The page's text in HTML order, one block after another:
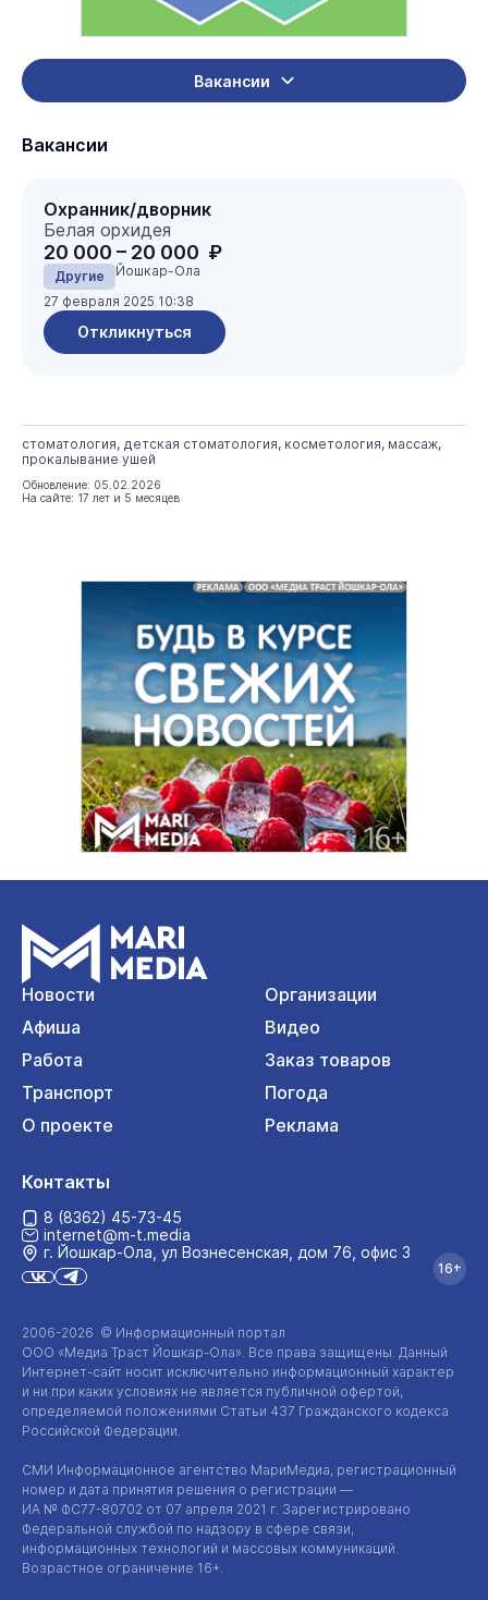
Вакансии
Вакансии
Охранник/дворник
Белая орхидея
20 000 – 20 000 ₽
Другие
Йошкар-Ола
27 февраля 2025 10:38
Откликнуться
стоматология, детская стоматология, косметология, массаж,
прокалывание ушей
Обновление: 05.02.2026
На сайте: 17 лет и 5 месяцев
Новости
Организации
Афиша
Видео
Работа
Заказ товаров
Транспорт
Погода
О проекте
Реклама
2006-2026 © Информационный портал
ООО «Медиа Траст Йошкар-Ола». Все права защищены. Данный
Интернет-сайт носит исключительно информационный характер
и ни при каких условиях не является публичной офертой,
определяемой положениями Статьи 437 Гражданского кодекса
Российской Федерации.
СМИ Информационное агентство МариМедиа, регистрационный
номер и дата принятия решения о регистрации —
ИА № ФС77-80702 от 07 апреля 2021 г. Зарегистрировано
Федеральной службой по надзору в сфере связи,
информационных технологий и массовых коммуникаций.
Возрастное ограничение 16+.
Контакты
8 (8362) 45-73-45
internet@m-t.media
г. Йошкар‑Ола, ул Вознесенская, дом 76, офис 3
16+